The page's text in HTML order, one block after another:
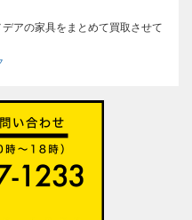
アの家具をまとめて買取させて